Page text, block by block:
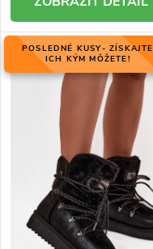
POSLEDNÉ KUSY- ZÍSKAJTE
ICH KÝM MÔŽETE!